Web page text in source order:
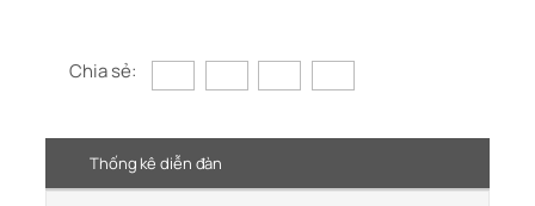
Chia sẻ:
Thống kê diễn đàn